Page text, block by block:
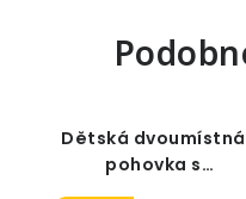
Dětská dvoumístná
pohovka s